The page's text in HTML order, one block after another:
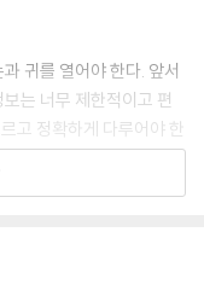
귀를 열어야 한다. 앞서
는 너무 제한적이고 편
고 정확하게 다루어야 한
마나 많은 나라에 대해
때라고 본다. 이를 위